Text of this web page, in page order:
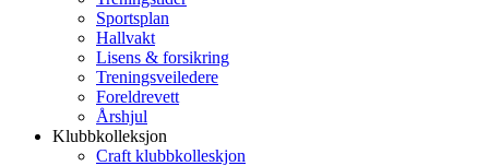
Sportsplan
Hallvakt
Lisens & forsikring
Treningsveiledere
Foreldrevett
Årshjul
Klubbkolleksjon
Craft klubbkolleskjon